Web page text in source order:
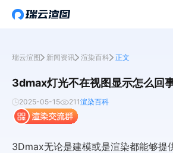
瑞云渲图 新闻资讯 渲染百科 正文
3dmax灯光不在视图显示怎么回
2025-05-15 211渲染百科
3Dmax无论是建模或是渲染都能够提